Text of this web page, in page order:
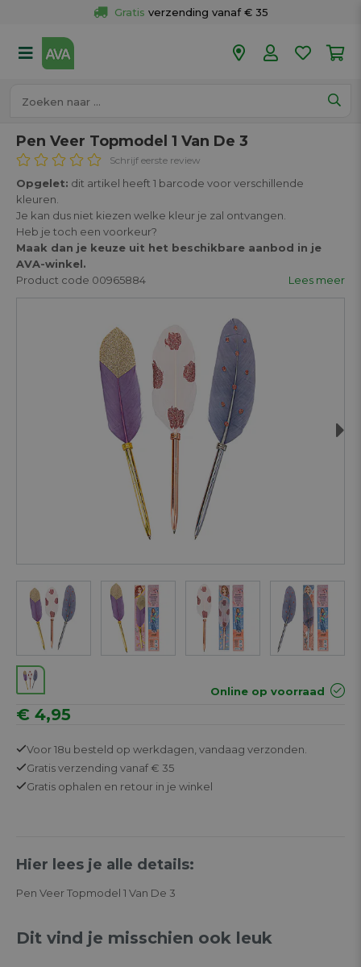
Gratis verzending vanaf € 35
50 winkels
Pen Veer Topmodel 1 Van De 3
Schrijf eerste review
Opgelet: dit artikel heeft 1 barcode voor verschillende
kleuren.
Je kan dus niet kiezen welke kleur je zal ontvangen.
Heb je toch een voorkeur?
Maak dan je keuze uit het beschikbare aanbod in je
AVA-winkel.
Product code 00965884
Lees meer
Online op voorraad
€ 4,95
Voor 18u besteld op werkdagen, vandaag verzonden.
Gratisverzending vanaf € 35
Gratis ophalen en retour in je winkel
Hier lees je alle details:
Pen Veer Topmodel 1 Van De 3
Dit vind je misschien ook leuk